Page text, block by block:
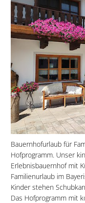
Bauernhofurlaub für
Hofprogramm. Unser
Erlebnisbauernhof mit
Familienurlaub im
Kinder stehen
Das Hofprogramm mit